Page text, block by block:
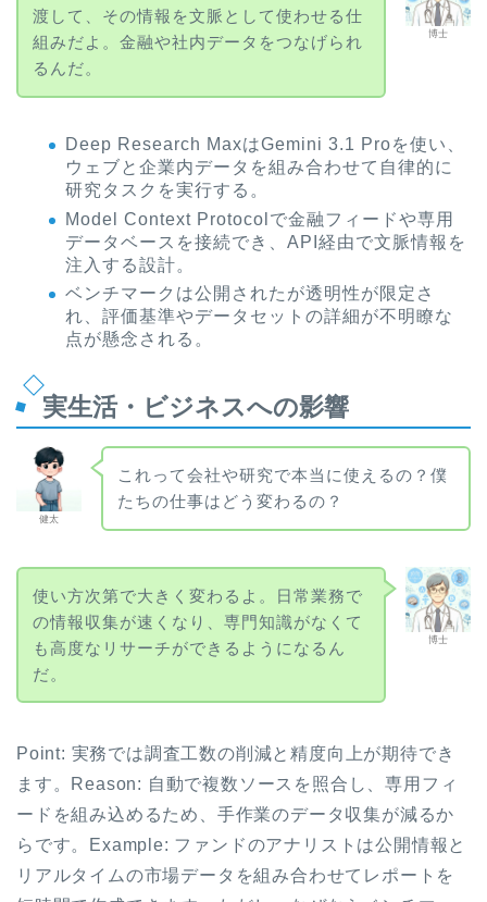
博士
渡して、その情報を文脈として使わせる仕
組みだよ。金融や社内データをつなげられ
るんだ。
Deep Research MaxはGemini 3.1 Proを使い、
ウェブと企業内データを組み合わせて自律的に
研究タスクを実行する。
Model Context Protocolで金融フィードや専用
データベースを接続でき、API経由で文脈情報を
注入する設計。
ベンチマークは公開されたが透明性が限定さ
れ、評価基準やデータセットの詳細が不明瞭な
点が懸念される。
実生活・ビジネスへの影響
健太
これって会社や研究で本当に使えるの？僕
たちの仕事はどう変わるの？
博士
使い方次第で大きく変わるよ。日常業務で
の情報収集が速くなり、専門知識がなくて
も高度なリサーチができるようになるん
だ。
Point: 実務では調査工数の削減と精度向上が期待でき
ます。Reason: 自動で複数ソースを照合し、専用フィ
ードを組み込めるため、手作業のデータ収集が減るか
らです。Example: ファンドのアナリストは公開情報と
リアルタイムの市場データを組み合わせてレポートを